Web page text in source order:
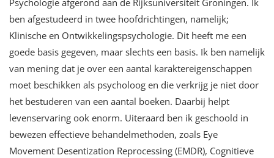
Psychologie afgerond aan de Rijksuniversiteit Groningen. Ik
ben afgestudeerd in twee hoofdrichtingen, namelijk;
Klinische en Ontwikkelingspsychologie. Dit heeft me een
goede basis gegeven, maar slechts een basis. Ik ben namelijk
van mening dat je over een aantal karaktereigenschappen
moet beschikken als psycholoog en die verkrijg je niet door
het bestuderen van een aantal boeken. Daarbij helpt
levenservaring ook enorm. Uiteraard ben ik geschoold in
bewezen effectieve behandelmethoden, zoals Eye
Movement Desentization Reprocessing (EMDR), Cognitieve